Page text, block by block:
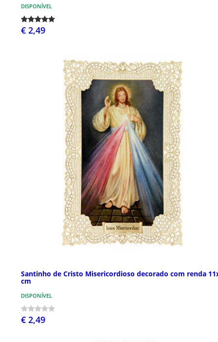
DISPONÍVEL
€ 2,49
Santinho de Cristo Misericordioso decorado com renda
cm
DISPONÍVEL
€ 2,49